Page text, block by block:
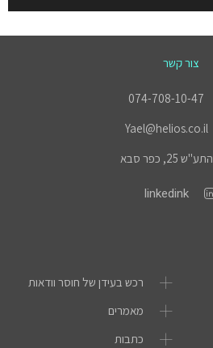
צור קשר
074-708-10-47
Yael@helios.co.il
התע"ש 25, כפר סבא
linkedink
רכש בעידן של חוסר וודאות
מאמרים
כתבות